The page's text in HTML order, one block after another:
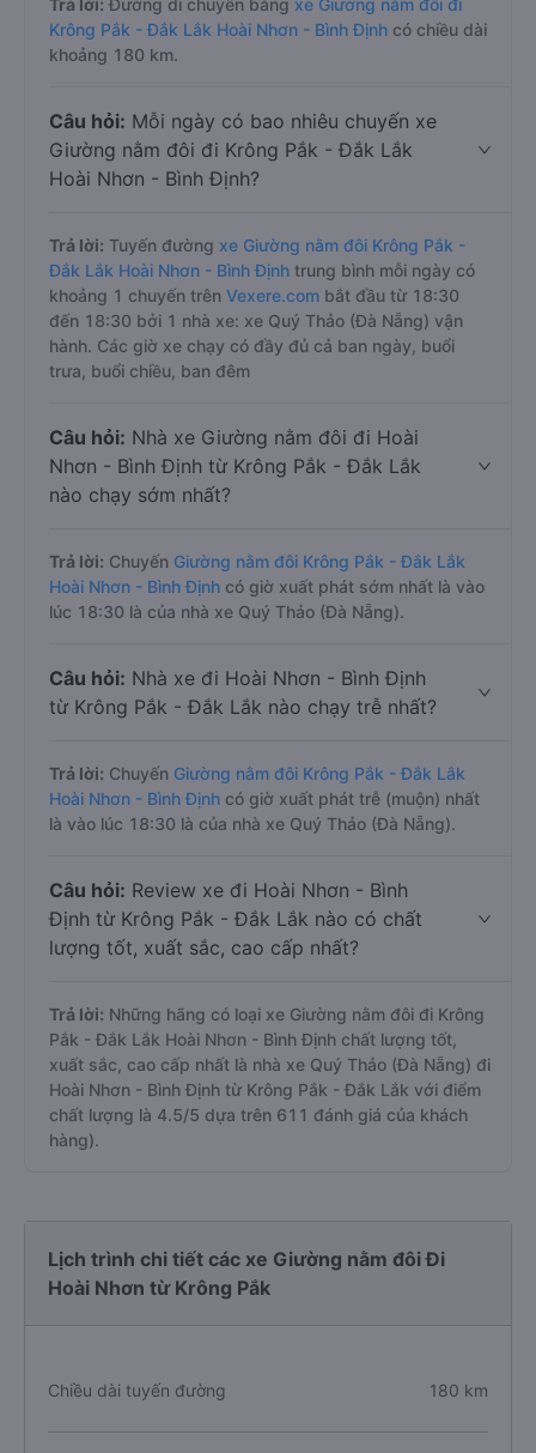
Trả lời: Đường di chuyển bằng xe Giường nằm đôi đi
Krông Pắk - Đắk Lắk Hoài Nhơn - Bình Định có chiều dài
khoảng 180 km.
Câu hỏi: Mỗi ngày có bao nhiêu chuyến xe
Giường nằm đôi đi Krông Pắk - Đắk Lắk
Hoài Nhơn - Bình Định?
Trả lời: Tuyến đường xe Giường nằm đôi Krông Pắk -
Đắk Lắk Hoài Nhơn - Bình Định trung bình mỗi ngày có
khoảng 1 chuyến trên Vexere.com bắt đầu từ 18:30
đến 18:30 bởi 1 nhà xe: xe Quý Thảo (Đà Nẵng) vận
hành. Các giờ xe chạy có đầy đủ cả ban ngày, buổi
trưa, buổi chiều, ban đêm
Câu hỏi: Nhà xe Giường nằm đôi đi Hoài
Nhơn - Bình Định từ Krông Pắk - Đắk Lắk
nào chạy sớm nhất?
Trả lời: Chuyến Giường nằm đôi Krông Pắk - Đắk Lắk
Hoài Nhơn - Bình Định có giờ xuất phát sớm nhất là vào
lúc 18:30 là của nhà xe Quý Thảo (Đà Nẵng).
Câu hỏi: Nhà xe đi Hoài Nhơn - Bình Định
từ Krông Pắk - Đắk Lắk nào chạy trễ nhất?
Trả lời: Chuyến Giường nằm đôi Krông Pắk - Đắk Lắk
Hoài Nhơn - Bình Định có giờ xuất phát trễ (muộn) nhất
là vào lúc 18:30 là của nhà xe Quý Thảo (Đà Nẵng).
Câu hỏi: Review xe đi Hoài Nhơn - Bình
Định từ Krông Pắk - Đắk Lắk nào có chất
lượng tốt, xuất sắc, cao cấp nhất?
Trả lời: Những hãng có loại xe Giường nằm đôi đi Krông
Pắk - Đắk Lắk Hoài Nhơn - Bình Định chất lượng tốt,
xuất sắc, cao cấp nhất là nhà xe Quý Thảo (Đà Nẵng) đi
Hoài Nhơn - Bình Định từ Krông Pắk - Đắk Lắk với điểm
chất lượng là 4.5/5 dựa trên 611 đánh giá của khách
hàng).
Lịch trình chi tiết các xe Giường nằm đôi Đi
Hoài Nhơn từ Krông Pắk
Chiều dài tuyến đường 180 km